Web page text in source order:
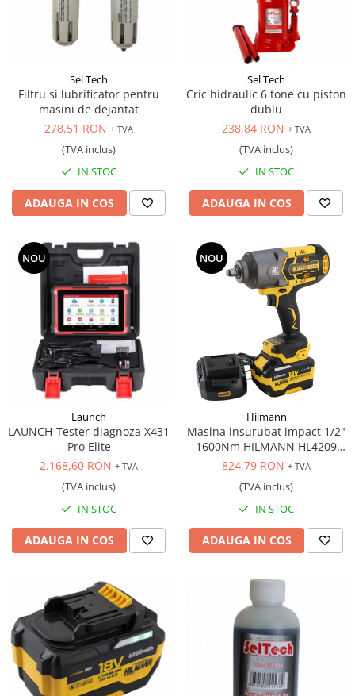
Sel Tech
Filtru si lubrificator pentru
masini de dejantat
278,51 RON + TVA
(TVA inclus)
IN STOC
ADAUGA IN COS
Sel Tech
Cric hidraulic 6 tone cu piston
dublu
238,84 RON + TVA
(TVA inclus)
IN STOC
ADAUGA IN COS
NOU
Launch
LAUNCH-Tester diagnoza X431
Pro Elite
2.168,60 RON + TVA
(TVA inclus)
IN STOC
ADAUGA IN COS
NOU
Hilmann
Masina insurubat impact 1/2"
1600Nm HILMANN HL4209
acumulator 6Ah, 18V
824,79 RON + TVA
(TVA inclus)
IN STOC
ADAUGA IN COS